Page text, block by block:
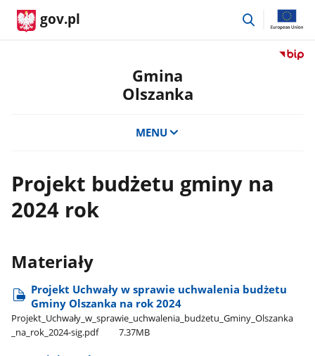
gov.pl
przejdź
Przejdź
Gmina
Olszanka
MENU
Projekt budżetu gminy na
2024 rok
Materiały
Projekt Uchwały w sprawie uchwalenia budżetu
Gminy Olszanka na rok 2024
Projekt​_Uchwały​_w​_sprawie​_uchwalenia​_budżetu​_Gminy​_Olszanka​
_na​_rok​_2024-sig.pdf
7.37MB